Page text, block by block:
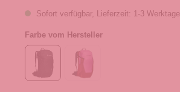
Sofort verfügbar, Lieferzeit: 1-3 Werktage
Farbe vom Hersteller